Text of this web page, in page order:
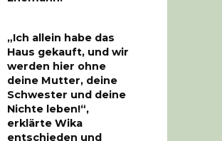
„Ich allein habe das
Haus gekauft, und wir
werden hier ohne
deine Mutter, deine
Schwester und deine
Nichte leben!“,
erklärte Wika
entschieden und